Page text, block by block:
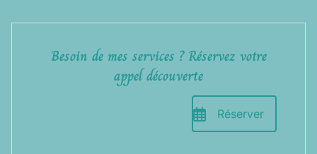
Besoin de mes services ? Réservez votre
appel découverte
Réserver